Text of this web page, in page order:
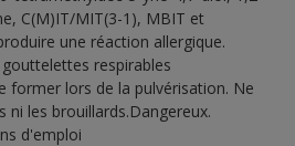
C(M)IT/MIT(3-1), MBIT et
une réaction allergique.
respirables
former lors de la pulvérisation. Ne
ni les brouillards.Dangereux.
d'emploi